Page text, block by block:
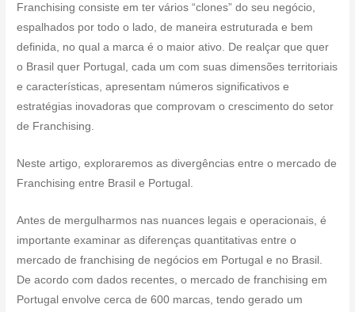
Franchising consiste em ter vários “clones” do seu negócio,
espalhados por todo o lado, de maneira estruturada e bem
definida, no qual a marca é o maior ativo. De realçar que quer
o Brasil quer Portugal, cada um com suas dimensões territoriais
e características, apresentam números significativos e
estratégias inovadoras que comprovam o crescimento do setor
de Franchising.
Neste artigo, exploraremos as divergências entre o mercado de
Franchising entre Brasil e Portugal.
Antes de mergulharmos nas nuances legais e operacionais, é
importante examinar as diferenças quantitativas entre o
mercado de franchising de negócios em Portugal e no Brasil.
De acordo com dados recentes, o mercado de franchising em
Portugal envolve cerca de 600 marcas, tendo gerado um